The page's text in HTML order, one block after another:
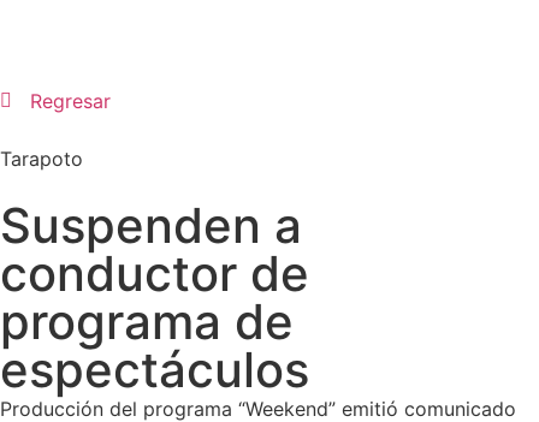
Regresar
Tarapoto
Suspenden a
conductor de
programa de
espectáculos
Producción del programa “Weekend” emitió comunicado